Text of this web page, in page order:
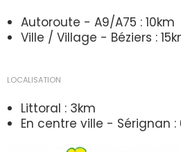
Autoroute - A9/A75 : 10km
Ville / Village - Béziers :
LOCALISATION
Littoral : 3km
En centre ville - Sérignan :